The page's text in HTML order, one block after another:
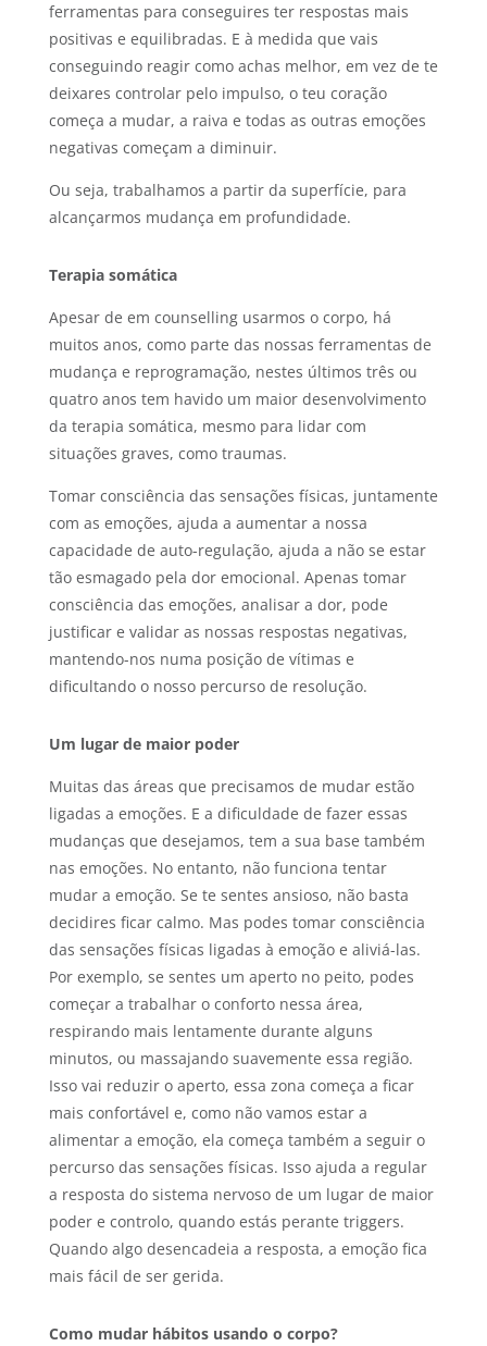
ferramentas para conseguires ter respostas mais
positivas e equilibradas. E à medida que vais
conseguindo reagir como achas melhor, em vez de te
deixares controlar pelo impulso, o teu coração
começa a mudar, a raiva e todas as outras emoções
negativas começam a diminuir.
Ou seja, trabalhamos a partir da superfície, para
alcançarmos mudança em profundidade.
Terapia somática
Apesar de em counselling usarmos o corpo, há
muitos anos, como parte das nossas ferramentas de
mudança e reprogramação, nestes últimos três ou
quatro anos tem havido um maior desenvolvimento
da terapia somática, mesmo para lidar com
situações graves, como traumas.
Tomar consciência das sensações físicas, juntamente
com as emoções, ajuda a aumentar a nossa
capacidade de auto-regulação, ajuda a não se estar
tão esmagado pela dor emocional. Apenas tomar
consciência das emoções, analisar a dor, pode
justificar e validar as nossas respostas negativas,
mantendo-nos numa posição de vítimas e
dificultando o nosso percurso de resolução.
Um lugar de maior poder
Muitas das áreas que precisamos de mudar estão
ligadas a emoções. E a dificuldade de fazer essas
mudanças que desejamos, tem a sua base também
nas emoções. No entanto, não funciona tentar
mudar a emoção. Se te sentes ansioso, não basta
decidires ficar calmo. Mas podes tomar consciência
das sensações físicas ligadas à emoção e aliviá-las.
Por exemplo, se sentes um aperto no peito, podes
começar a trabalhar o conforto nessa área,
respirando mais lentamente durante alguns
minutos, ou massajando suavemente essa região.
Isso vai reduzir o aperto, essa zona começa a ficar
mais confortável e, como não vamos estar a
alimentar a emoção, ela começa também a seguir o
percurso das sensações físicas. Isso ajuda a regular
a resposta do sistema nervoso de um lugar de maior
poder e controlo, quando estás perante triggers.
Quando algo desencadeia a resposta, a emoção fica
mais fácil de ser gerida.
Como mudar hábitos usando o corpo?